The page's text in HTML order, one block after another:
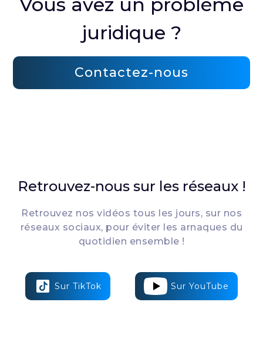
Vous avez un problème
juridique ?
Contactez-nous
Retrouvez-nous sur les réseaux !
Retrouvez nos vidéos tous les jours, sur nos
réseaux sociaux, pour éviter les arnaques du
quotidien ensemble !
Sur TikTok Sur YouTube